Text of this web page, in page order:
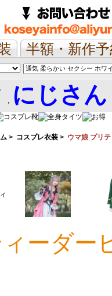
半額・新作
ツイステ ウマ
, にじさ
> コスプレ衣装 > ウマ娘 プリ
20,866円
ーダー